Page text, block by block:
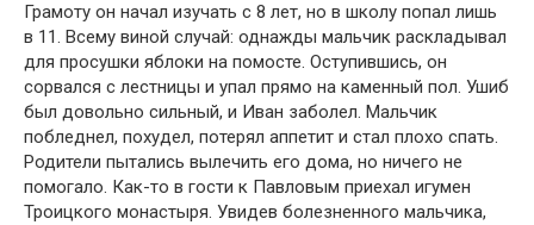
Грамоту он начал изучать с 8 лет, но в школу попал лишь
в 11. Всему виной случай: однажды мальчик раскладывал
для просушки яблоки на помосте. Оступившись, он
сорвался с лестницы и упал прямо на каменный пол. Ушиб
был довольно сильный, и Иван заболел. Мальчик
побледнел, похудел, потерял аппетит и стал плохо спать.
Родители пытались вылечить его дома, но ничего не
помогало. Как-то в гости к Павловым приехал игумен
Троицкого монастыря. Увидев болезненного мальчика,